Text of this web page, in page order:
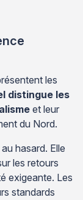
les
distingue les
et leur
du Nord.
hasard. Elle
les retours
exigeante. Les
standards